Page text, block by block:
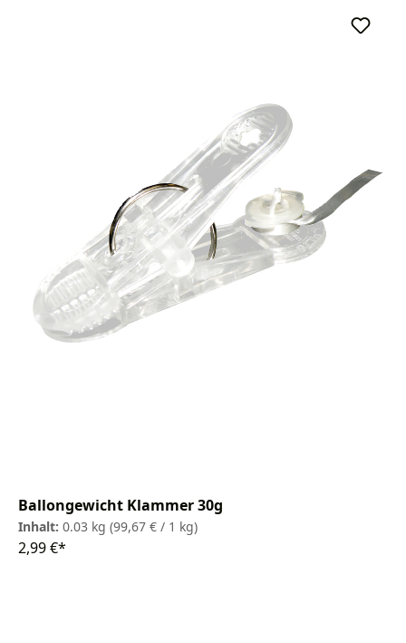
Ballongewicht Klammer 30g
Inhalt: 0.03 kg (99,67 € / 1 kg)
2,99 €*